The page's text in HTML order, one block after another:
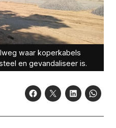
waar koperkabels
en gevandaliseer is.